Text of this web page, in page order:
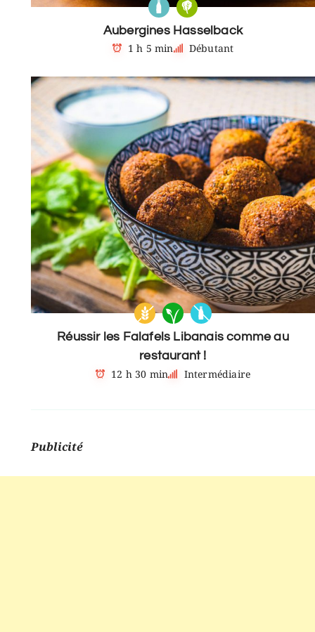
Aubergines Hasselback
1 h 5 min
Débutant
Réussir les Falafels Libanais comme au
restaurant !
12 h 30 min
Intermédiaire
Publicité